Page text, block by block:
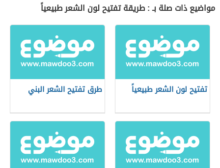
مواضيع ذات صلة بـ : طريقة تفتيح لون الشعر طبيعياً
تفتيح لون الشعر طبيعياً طرق تفتيح الشعر البني